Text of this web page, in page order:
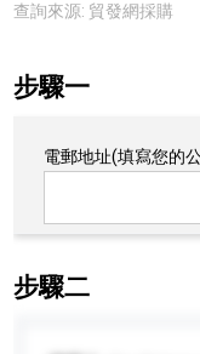
查詢來源: 貿發網採購
步驟一
電郵地址(填寫您的
步驟二